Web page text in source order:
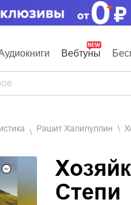
Вебтуны
Рашит Халилуллин
Степи